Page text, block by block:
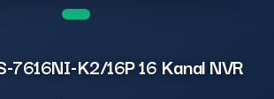
7616NI-K2/16P 16 Kanal NVR